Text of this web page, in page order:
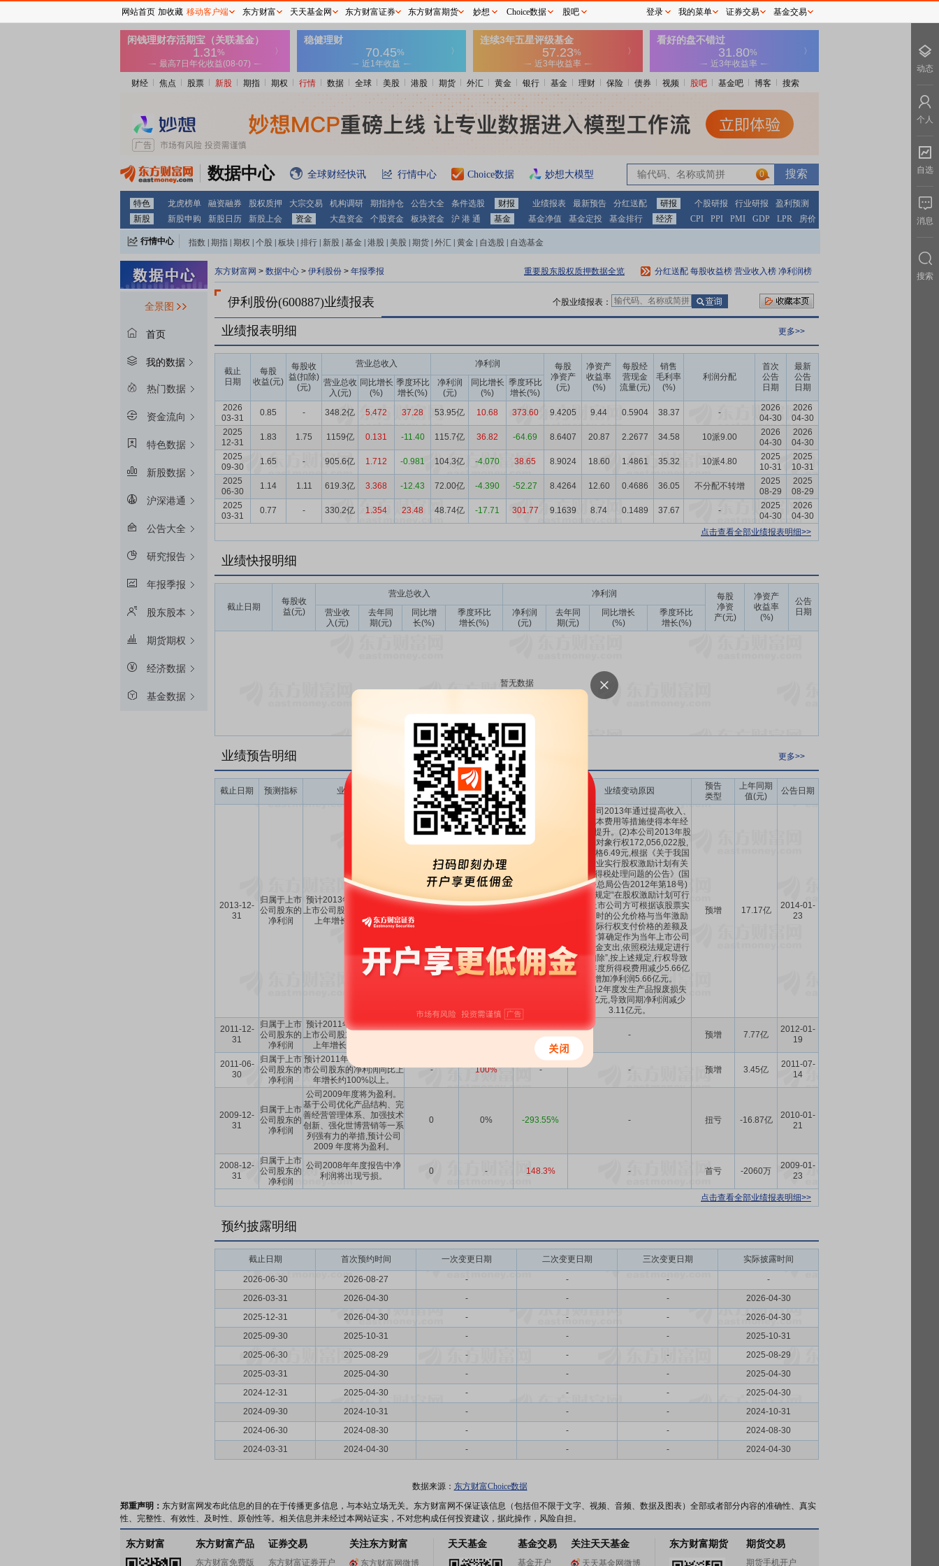
财经 焦点 股票 新股 期指 期权 行情 数据 全球 美股 港股 期货 外汇 黄金 银行 基金 理财 保险 债券 视频 股吧 基金吧 博客 搜索
数据中心 全球财经快讯 行情中心 Choice数据 妙想大模型 0
特色 龙虎榜单 融资融券 股权质押 大宗交易 机构调研 期指持仓 公告大全 条件选股 财报 业绩报表 最新预告 分红送配 研报 个股研报 行业研报
盈利预测
新股
新股申购 新股日历 新股上会 资金 大盘资金 个股资金 板块资金 沪 港 通 基金 基金净值 基金定投 基金排行 经济 CPI PPI PMI GDP LPR 房价
行情中心 指数 期指 期权 个股 板块 排行 新股 基金 港股 美股 期货 外汇 黄金 自选股 自选基金
全景图
首页
我的数据
热门数据
资金流向
特色数据
新股数据
沪深港通
公告大全
研究报告
年报季报
股东股本
期货期权
经济数据
基金数据
东方财富网 > 数据中心 > 伊利股份 > 年报季报 重要股东股权质押数据全览 分红送配 每股收益榜 营业收入榜 净利润榜
伊利股份(600887)业绩报表 个股业绩报表：
业绩报表明细 更多>>
截止
日期
每股
收益(元)
每股收
益(扣除)
(元)
营业总收入 净利润
每股
净资产
(元)
净资产
收益率
(%)
每股经
营现金
流量(元)
销售
毛利率
(%)
利润分配
首次
公告
日期
最新
公告
日期
营业总收
入(元)
同比增长
(%)
季度环比
增长(%)
净利润
(元)
同比增长
(%)
季度环比
增长(%)
2026
03-31
0.85 - 348.2亿 5.472 37.28 53.95亿 10.68 373.60 9.4205 9.44 0.5904 38.37 -
2026
04-30
2026
04-30
2025
12-31
1.83 1.75 1159亿 0.131 -11.40 115.7亿 36.82 -64.69 8.6407 20.87 2.2677 34.58 10派9.00
2026
04-30
2026
04-30
2025
09-30
1.65 - 905.6亿 1.712 -0.981 104.3亿 -4.070 38.65 8.9024 18.60 1.4861 35.32 10派4.80
2025
10-31
2025
10-31
2025
06-30
1.14 1.11 619.3亿 3.368 -12.43 72.00亿 -4.390 -52.27 8.4264 12.60 0.4686 36.05 不分配不转增
2025
08-29
2025
08-29
2025
03-31
0.77 - 330.2亿 1.354 23.48 48.74亿 -17.71 301.77 9.1639 8.74 0.1489 37.67 -
2025
04-30
2026
04-30
点击查看全部业绩报表明细>>
业绩快报明细
截止日期
每股收
益(元)
营业总收入 净利润
每股
净资
产(元)
净资产
收益率
(%)
公告
日期
营业收
入(元)
去年同
期(元)
同比增
长(%)
季度环比
增长(%)
净利润
(元)
去年同
期(元)
同比增长
(%)
季度环比
增长(%)
暂无数据
业绩预告明细 更多>>
截止日期 预测指标 业绩变动 预测数值(元) 业绩变动同比 业绩变动环比 业绩变动原因
预告
类型
上年同期
值(元)
公告日期
2013-12-
31
归属于上市
公司股东的
净利润
预计2013年1-12月归属于
上市公司股东的净利润同比
上年增长:80%左右。
- 80%
(1)本公司2013年通过提高收入、
控制成本费用等措施使得本年经
济效益提升。(2)本公司2013年股
权激励对象行权172,056,022股,
行权价格6.49元,根据《关于我国
居民企业实行股权激励计划有关
企业所得税处理问题的公告》(国
家税务总局公告2012年第18号)
的相关规定“在股权激励计划可行
权后,上市公司方可根据该股票实
际行权时的公允价格与当年激励
对象实际行权支付价格的差额及
数量,计算确定作为当年上市公司
工资薪金支出,依照税法规定进行
税前扣除”,按上述规定,行权导致
2013年度所得税费用减少5.66亿
元,增加净利润5.66亿元。
(3)2012年度发生产品报废损失
3.66亿元,导致同期净利润减少
3.11亿元。
预增 17.17亿
2014-01-
23
2011-12-
31
归属于上市
公司股东的
净利润
预计2011年1-12月归属于
上市公司股东的净利润同比
上年增长100%以上。
- 预增 7.77亿
2012-01-
19
2011-06-
30
归属于上市
公司股东的
净利润
预计2011年1-6月归属于上
市公司股东的净利润同比上
年增长约100%以上。
- 100% - - 预增 3.45亿
2011-07-
14
2009-12-
31
归属于上市
公司股东的
净利润
公司2009年度将为盈利。
基于公司优化产品结构、完
善经营管理体系、加强技术
创新、强化世博营销等一系
列强有力的举措,预计公司
2009 年度将为盈利。
0 0% -293.55% - 扭亏 -16.87亿
2010-01-
21
2008-12-
31
归属于上市
公司股东的
净利润
公司2008年年度报告中净
利润将出现亏损。
0 - 148.3% - 首亏 -2060万
2009-01-
23
点击查看全部业绩报表明细>>
预约披露明细
截止日期 首次预约时间 一次变更日期 二次变更日期 三次变更日期 实际披露时间
2026-06-30 2026-08-27 - - -
-
2026-03-31
2026-04-30 - - -
2026-04-30
2025-12-31
2026-04-30 - - -
2026-04-30
2025-09-30
2025-10-31 - - -
2025-10-31
2025-06-30
2025-08-29 - - -
2025-08-29
2025-03-31
2025-04-30 - - -
2025-04-30
2024-12-31
2025-04-30 - - -
2025-04-30
2024-09-30
2024-10-31 - - -
2024-10-31
2024-06-30
2024-08-30 - - -
2024-08-30
2024-03-31
2024-04-30 - - - 2024-04-30
数据来源： 东方财富Choice数据
郑重声明： 东方财富网发布此信息的目的在于传播更多信息，与本站立场无关。东方财富网不保证该信息（包括但不限于文字、视频、音频、数据及图表）全部或者部分内容的准确性、真实
性、完整性、有效性、及时性、原创性等。相关信息并未经过本网站证实，不对您构成任何投资建议，据此操作，风险自担。
东方财富 东方财富产品
东方财富免费版
证券交易
东方财富证券开户
关注东方财富
东方财富网微博
天天基金 基金交易
基金开户
关注天天基金
天天基金网微博
东方财富期货 期货交易
期货手机开户
网站首页 加收藏 移动客户端 东方财富 天天基金网 东方财富证券 东方财富期货 妙想 Choice数据 股吧 登录 我的菜单 证券交易 基金交易
动态
个人
自选
消息
搜索